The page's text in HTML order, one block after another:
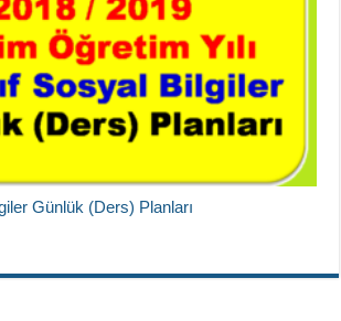
Günlük (Ders) Planları